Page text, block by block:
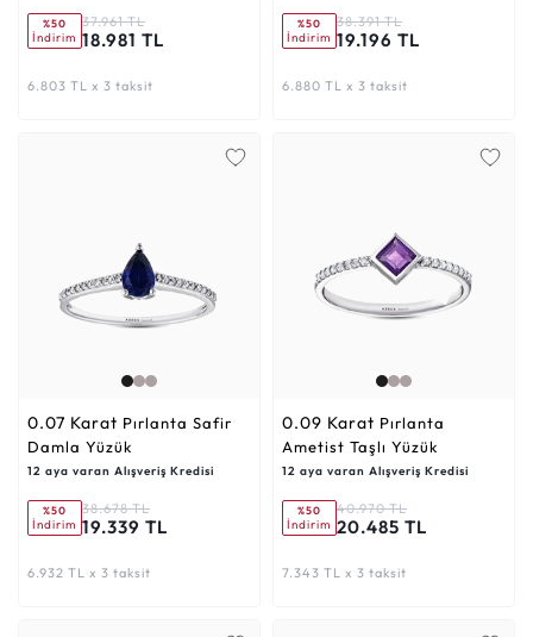
%50
İndirim
37.961 TL
18.981 TL
6.803 TL x 3 taksit
%50
İndirim
38.391 TL
19.196 TL
6.880 TL x 3 taksit
0.07 Karat
Damla Yüzük
12 aya varan Alışveriş Kredisi
%50
İndirim
38.678 TL
19.339 TL
6.932 TL x 3 taksit
0.09 Karat
Ametist Taşlı Yüzük
12 aya varan Alışveriş Kredisi
%50
İndirim
40.970 TL
20.485 TL
7.343 TL x 3 taksit